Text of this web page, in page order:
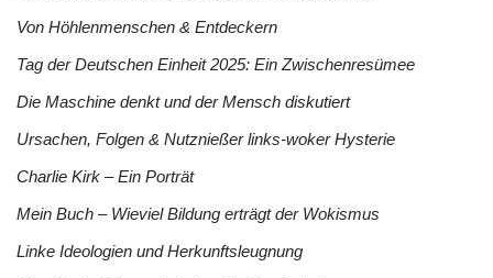
Von Höhlenmenschen & Entdeckern
Tag der Deutschen Einheit 2025: Ein Zwischenresümee
Die Maschine denkt und der Mensch diskutiert
Ursachen, Folgen & Nutznießer links-woker Hysterie
Charlie Kirk – Ein Porträt
Mein Buch – Wieviel Bildung erträgt der Wokismus
Linke Ideologien und Herkunftsleugnung